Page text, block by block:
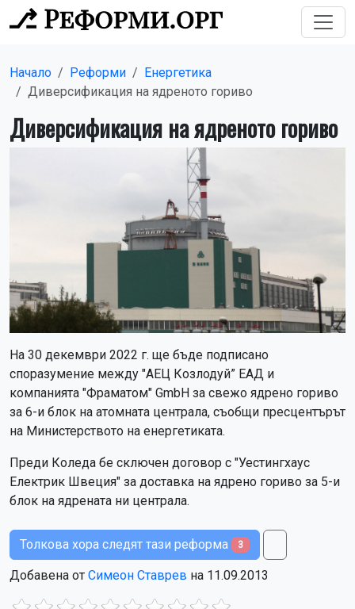
Начало Реформи
Енергетика
Диверсификация на ядреното гориво
Диверсификация на ядреното гориво
На 30 декември 2022 г. ще бъде подписано
споразумение между "АЕЦ Козлодуй” ЕАД и
компанията "Фраматом" GmbH за свежо ядрено гориво
за 6-и блок на атомната централа, съобщи пресцентърът
на Министерството на енергетиката.
Преди Коледа бе сключен договор с "Уестингхаус
Електрик Швеция" за доставка на ядрено гориво за 5-и
блок на ядрената ни централа.
Толкова хора следят тази реформа 3
Добавена от Симеон Ставрев на 11.09.2013